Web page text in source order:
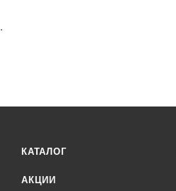
.
КАТАЛОГ
АКЦИИ